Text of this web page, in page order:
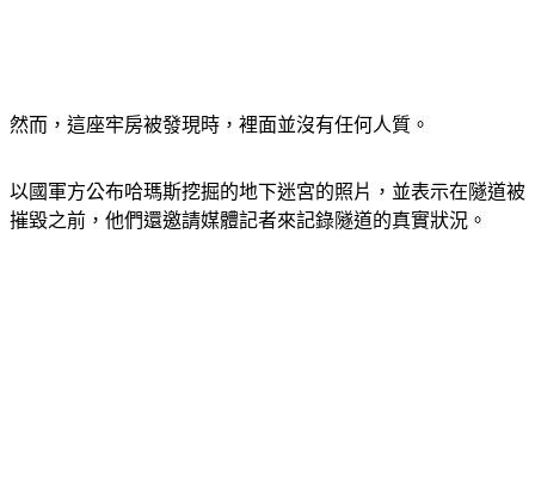
然而，這座牢房被發現時，裡面並沒有任何人質。
以國軍方公布哈瑪斯挖掘的地下迷宮的照片，並表示在隧道被
摧毀之前，他們還邀請媒體記者來記錄隧道的真實狀況。